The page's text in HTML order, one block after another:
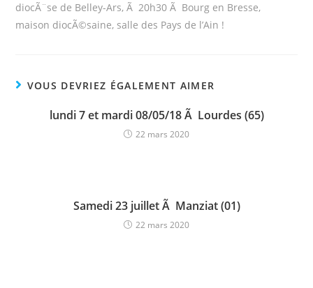
diocÃ¨se de Belley-Ars, Ã 20h30 Ã Bourg en Bresse,
maison diocÃ©saine, salle des Pays de l’Ain !
VOUS DEVRIEZ ÉGALEMENT AIMER
lundi 7 et mardi 08/05/18 Ã Lourdes (65)
22 mars 2020
Samedi 23 juillet Ã Manziat (01)
22 mars 2020